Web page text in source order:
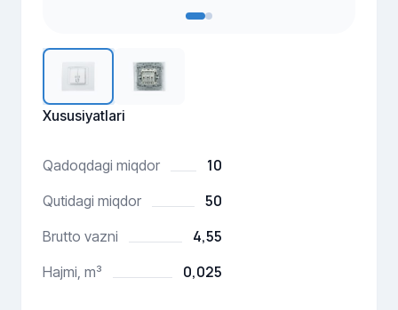
Xususiyatlari
Qadoqdagi miqdor 10
Qutidagi miqdor 50
Brutto vazni 4,55
Hajmi, m³ 0,025